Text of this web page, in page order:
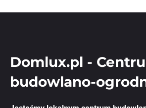
Domlux.pl -
budowlano-